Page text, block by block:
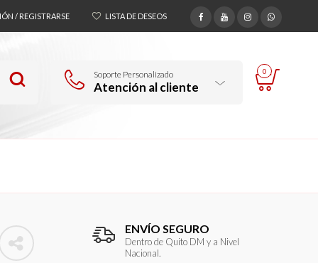
/ REGISTRARSE LISTA DE DESEOS
Soporte Personalizado
Atención al cliente
0
ENVÍO SEGURO
Dentro de Quito DM y a Nivel
Nacional.